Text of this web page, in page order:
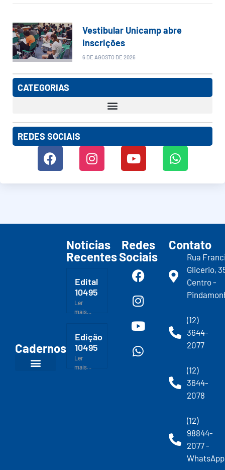
Vestibular Unicamp abre
inscrições
6 DE AGOSTO DE 2026
CATEGORIAS
REDES SOCIAIS
Cadernos
Notícias
Recentes
Edital
10495
Ler
mais...
Edição
10495
Ler
mais...
Redes
Sociais
Contato
Rua
Glicerio,
Centro -
(12)
3644-
2077
(12)
3644-
2078
(12)
98844-
2077 -
WhatsApp